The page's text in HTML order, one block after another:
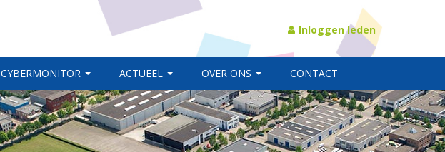
Inloggen leden
CYBERMONITOR ACTUEEL OVER ONS CONTACT